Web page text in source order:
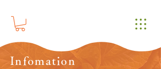
Infomation